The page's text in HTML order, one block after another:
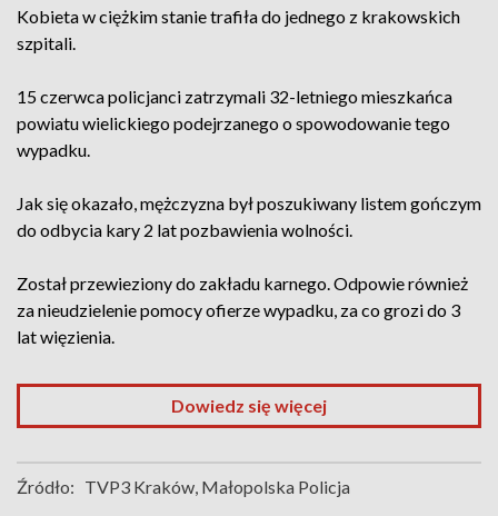
Kobieta w ciężkim stanie trafiła do jednego z krakowskich
szpitali.
15 czerwca policjanci zatrzymali 32-letniego mieszkańca
powiatu wielickiego podejrzanego o spowodowanie tego
wypadku.
Jak się okazało, mężczyzna był poszukiwany listem gończym
do odbycia kary 2 lat pozbawienia wolności.
Został przewieziony do zakładu karnego. Odpowie również
za nieudzielenie pomocy ofierze wypadku, za co grozi do 3
lat więzienia.
Dowiedz się więcej
Źródło: TVP3 Kraków, Małopolska Policja